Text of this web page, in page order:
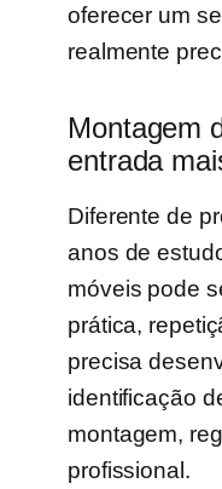
oferecer um
realmente
Montagem
entrada
Diferente de
anos de
móveis pode
prática,
precisa
identificação
montagem,
profissional.